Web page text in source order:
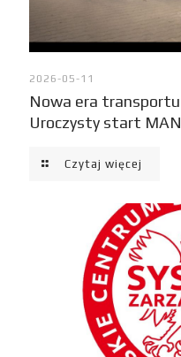
2026-05-11
Nowa era transportu
Uroczysty start
Czytaj więcej